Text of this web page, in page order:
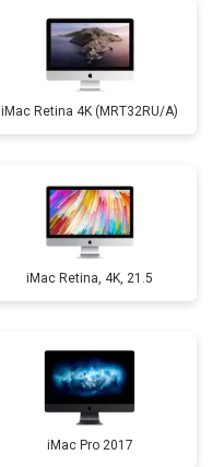
iMac Retina 4K (MRT32RU/A)
iMac Retina, 4K, 21.5
iMac Pro 2017